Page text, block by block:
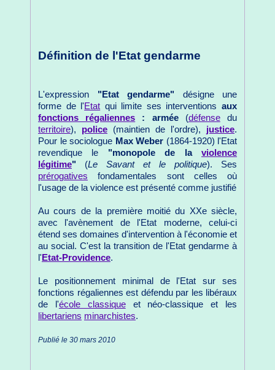
Définition de l'Etat gendarme
L'expression "Etat gendarme" désigne une
forme de l'Etat qui limite ses interventionsaux
fonctions régaliennes : armée(défensedu
territoire), police (maintien de l'ordre), justice.
Pour le sociologue Max Weber (1864-1920) l'Etat
revendique le "monopole de laviolence
légitime" (Le Savant et le politique). Ses
prérogatives fondamentales sont celles où
l'usage de la violence est présenté comme justifié
Au cours de la première moitié du XXe siècle,
avec l'avènement de l'Etat moderne, celui-ci
étend ses domaines d'intervention à l'économie et
au social. C'est la transition de l'Etat gendarme à
l' Etat-Providence.
Le positionnement minimal de l'Etat sur ses
fonctions régaliennes est défendu par les libéraux
de l'école classiqueet néo-classique et les
libertariens minarchistes.
Publié le 30 mars 2010